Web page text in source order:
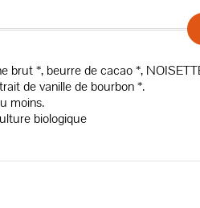
brut *, beurre de cacao *,
de vanille de bourbon *.
moins.
biologique